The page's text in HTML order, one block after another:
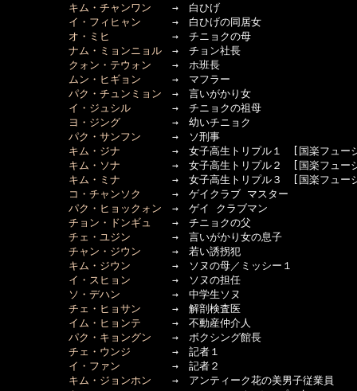
キム・チャンワン →　白ひげ
イ・フィヒャン →　白ひげの同居女
オ・ミヒ
→　チニョクの母
ナム・ミョンニョル →　チョン社長
クォン・テウォン →　ホ班長
ムン・ヒギョン →　マフラー
パク・チュンミョン →　言いがかり女
イ・ジュシル →　チニョクの祖母
ヨ・ジング →　幼いチニョク
パク・サンフン →　ソ刑事
キム・ジナ →　女子高生トリプル１　[国楽フュー
キム・ソナ →　女子高生トリプル２　[国楽フュー
キム・ミナ →　女子高生トリプル３　[国楽フュー
コ・チャンソク
→　ゲイクラブ マスター
パク・ヒョックォン →　ゲイ クラブマン
チョン・ドンギュ
→　チニョクの父
チェ・ユジン →　言いがかり女の息子
チャン・ジウン →　若い誘拐犯
キム・ジウン →　ソヌの母／ミッシー１
イ・スヒョン →　ソヌの担任
ソ・デハン →　中学生ソヌ
チェ・ヒョサン →　解剖検査医
イム・ヒョンテ →　不動産仲介人
パク・キョングン →　ボクシング館長
チェ・ウンジ →　記者１
イ・ファン →　記者２
キム・ジョンホン →　アンティーク花の美男子従業員